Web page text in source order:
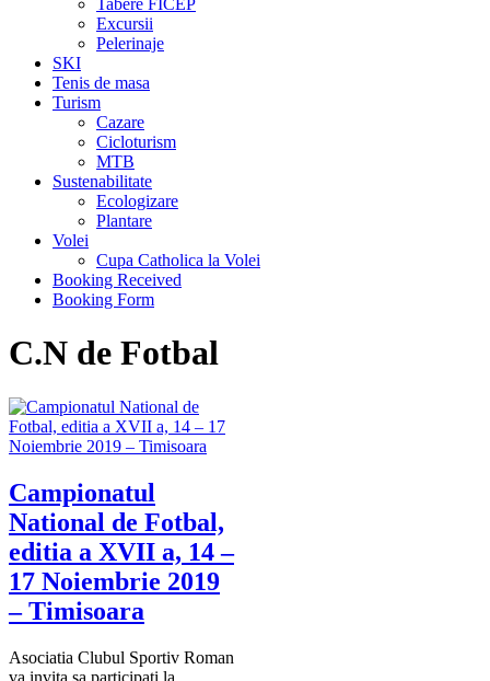
Tabere FICEP
Excursii
Pelerinaje
SKI
Tenis de masa
Turism
Cazare
Cicloturism
MTB
Sustenabilitate
Ecologizare
Plantare
Volei
Cupa Catholica la Volei
Booking Received
Booking Form
C.N de Fotbal
Campionatul
National de Fotbal,
editia a XVII a, 14 –
17 Noiembrie 2019
– Timisoara
Asociatia Clubul Sportiv Roman
va invita sa participati la